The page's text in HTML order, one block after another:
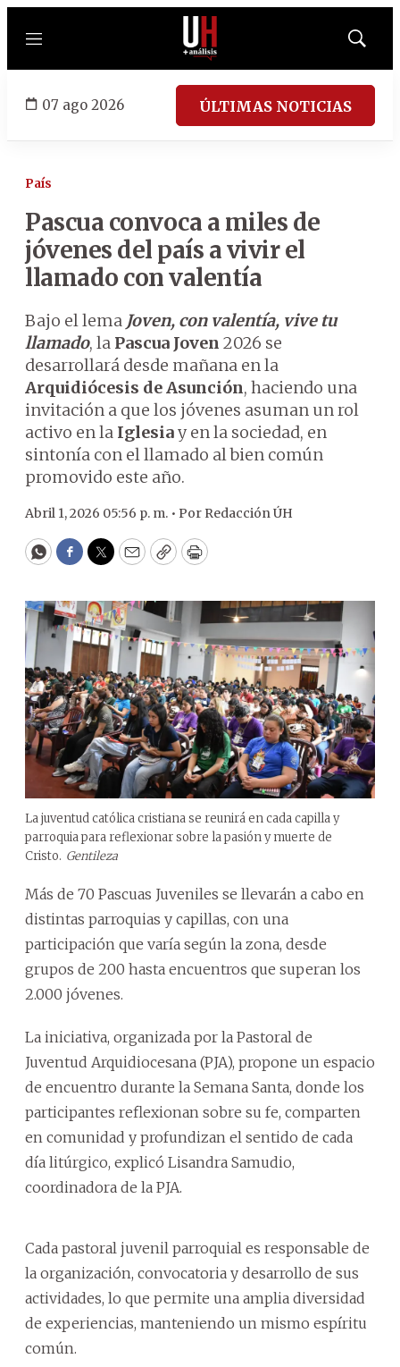
Menú
Mostrar
07 ago 2026 ÚLTIMAS NOTICIAS
País
Pascua convoca a miles de
jóvenes del país a vivir el
llamado con valentía
Bajo el lema Joven, con valentía, vive tu
llamado, la Pascua Joven 2026 se
desarrollará desde mañana en la
Arquidiócesis de Asunción, haciendo una
invitación a que los jóvenes asuman un rol
activo en la Iglesiay en la sociedad, en
sintonía con el llamado al bien común
promovido este año.
Abril 1, 2026 05:56 p. m. • Por Redacción ÚH
WhatsApp
Facebook
Twitter
EmailCopyPrint
La juventud católica cristiana se reunirá en cada capilla y
parroquia para reflexionar sobre la pasión y muerte de
Cristo. Gentileza
Más de 70 Pascuas Juveniles se llevarán a cabo en
distintas parroquias y capillas, con una
participación que varía según la zona, desde
grupos de 200 hasta encuentros que superan los
2.000 jóvenes.
La iniciativa, organizada por la Pastoral de
Juventud Arquidiocesana (PJA), propone un espacio
de encuentro durante la Semana Santa, donde los
participantes reflexionan sobre su fe, comparten
en comunidad y profundizan el sentido de cada
día litúrgico, explicó Lisandra Samudio,
coordinadora de la PJA.
Cada pastoral juvenil parroquial es responsable de
la organización, convocatoria y desarrollo de sus
actividades, lo que permite una amplia diversidad
de experiencias, manteniendo un mismo espíritu
común.